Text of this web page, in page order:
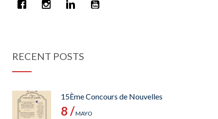
RECENT POSTS
15Ème Concours de Nouvelles
8 /MAYO